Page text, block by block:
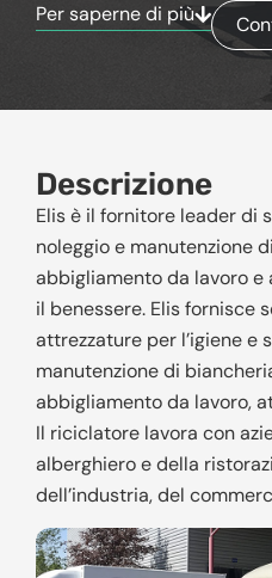
Per saperne di più
Descrizione
Elis è il fornitore leader di
noleggio e manutenzione
abbigliamento da lavoro e
il benessere. Elis fornisce
attrezzature per l’igiene e
manutenzione di
abbigliamento da lavoro,
Il riciclatore lavora con
alberghiero e della
dell’industria, del